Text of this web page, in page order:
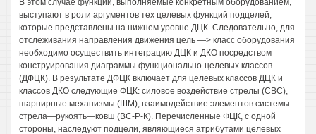
В этом случае функции, выполняемые конкретным оборудованием,
выступают в роли аргументов тех целевых функций подцелей,
которые представлены на нижнем уровне ДЦК. Следовательно, для
отслеживания направления движения цель —> класс оборудования
необходимо осуществить интеграцию ДЦК и ДКО посредством
конструирования диаграммы функционально-целевых классов
(ДФЦК). В результате ДФЦК включает для целевых классов ДЦК и
классов ДКО следующие ФЦК: силовое воздействие стрелы (СВС),
шарнирные механизмы (ШМ), взаимодействие элементов системы
стрела—рукоять—ковш (ВС-Р-К). Перечисленные ФЦК, с одной
стороны, наследуют подцели, являющиеся атрибутами целевых